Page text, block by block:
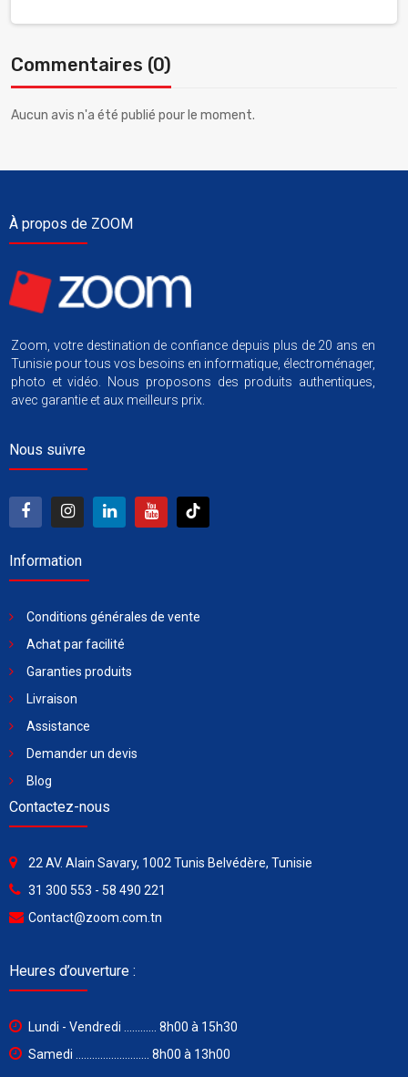
Commentaires (0)
Aucun avis n'a été publié pour le moment.
À propos de ZOOM
Zoom, votre destination de confiance depuis plus de 20 ans en
Tunisie pour tous vos besoins en informatique, électroménager,
photo et vidéo. Nous proposons des produits authentiques,
avec garantie et aux meilleurs prix.
Nous suivre
Information
Conditions générales de vente
Achat par facilité
Garanties produits
Livraison
Assistance
Demander un devis
Blog
Contactez-nous
22 AV. Alain Savary, 1002 Tunis Belvédère, Tunisie
31 300 553 - 58 490 221
Contact@zoom.com.tn
Heures d’ouverture :
Lundi - Vendredi ............ 8h00 à 15h30
Samedi ........................... 8h00 à 13h00